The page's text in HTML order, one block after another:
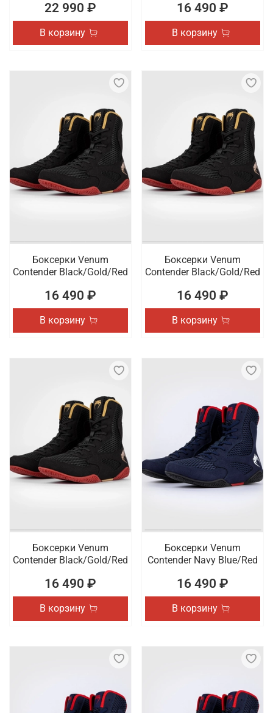
22 990 ₽
В корзину
16 490 ₽
В корзину
Боксерки Venum
Contender Black/Gold/Red
16 490 ₽
В корзину
Боксерки Venum
Contender Black/Gold/Red
16 490 ₽
В корзину
Боксерки Venum
Contender Black/Gold/Red
16 490 ₽
В корзину
Боксерки Venum
Contender Navy Blue/Red
16 490 ₽
В корзину